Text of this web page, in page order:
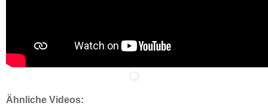
Ähnliche Videos: